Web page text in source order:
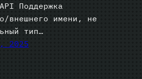
Поддержка
внешнего имени, не
тип…
2025